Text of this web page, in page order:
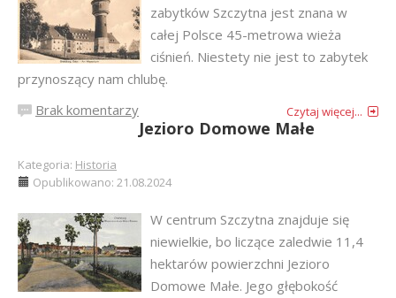
zabytków Szczytna jest znana w
całej Polsce 45-metrowa wieża
ciśnień. Niestety nie jest to zabytek
przynoszący nam chlubę.
Brak komentarzy
Czytaj więcej...
Jezioro Domowe Małe
Kategoria: Historia
Opublikowano: 21.08.2024
W centrum Szczytna znajduje się
niewielkie, bo liczące zaledwie 11,4
hektarów powierzchni Jezioro
Domowe Małe. Jego głębokość